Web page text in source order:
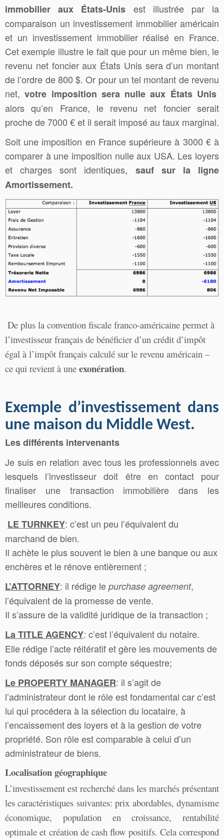
immobilier aux États-Unis est illustrée par la
comparaison un investissement immobilier américain
et un investissement immobilier réalisé en France.
Cet exemple illustre le fait que pour un même bien, le
revenu net foncier aux États Unis sera d’un montant
de l’ordre de 800 $. Or pour un tel montant de revenu
net,votre imposition sera nulle aux États Unis
alors qu’en France, le revenu net foncier serait
proche de 7000 € et il serait imposé au taux marginal.
Soit une imposition en France supérieure à 3000 € à
comparer à une imposition nulle aux USA. Les loyers
et charges sont identiques, sauf sur la ligne
Amortissement.
De plus la convention fiscale franco-américaine permet à
l’investisseur français de bénéficier d’un crédit d’impôt
égal à l’impôt français calculé sur le revenu américain –
ce qui revient à une exonération.
Exemple d’investissement dans
une maison du Middle West.
Les différents intervenants
Je suis en relation avec tous les professionnels avec
lesquels l’investisseur doit être en contact pour
finaliser une transaction immobilière dans les
meilleures conditions.
LE TURNKEY: c’est un peu l’équivalent du
marchand de bien.
Il achète le plus souvent le bien à une banque ou aux
enchères et le rénove entièrement ;
L’ATTORNEY: il rédige le purchase agreement,
l’équivalent de la promesse de vente.
Il s’assure de la validité juridique de la transaction ;
La TITLE AGENCY: c’est l’équivalent du notaire.
Elle rédige l’acte réitératif et gère les mouvements de
fonds déposés sur son compte séquestre;
Le PROPERTY MANAGER: il s’agit de
l’administrateur dont le rôle est fondamental car c’est
lui qui procédera à la sélection du locataire, à
l’encaissement des loyers et à la gestion de votre
propriété. Son rôle est comparable à celui d’un
administrateur de biens.
Localisation géographique
L’investissement est recherché dans les marchés présentant
les caractéristiques suivantes: prix abordables, dynamisme
économique, population en croissance, rentabilité
optimale et création de cash flow positifs. Cela correspond